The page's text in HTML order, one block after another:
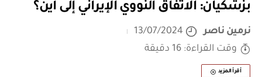
بزشكيان: الاتفاق النووي الإيراني إلى أين؟
نرمين ناصر
13/07/2024
وقت القراءة: 16 دقيقة
أقرأ المزيد